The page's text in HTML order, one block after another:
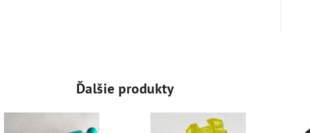
Ďalšie produkty